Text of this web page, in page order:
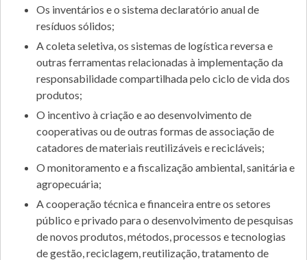
Os inventários e o sistema declaratório anual de
resíduos sólidos;
A coleta seletiva, os sistemas de logística reversa e
outras ferramentas relacionadas à implementação da
responsabilidade compartilhada pelo ciclo de vida dos
produtos;
O incentivo à criação e ao desenvolvimento de
cooperativas ou de outras formas de associação de
catadores de materiais reutilizáveis e recicláveis;
O monitoramento e a fiscalização ambiental, sanitária e
agropecuária;
A cooperação técnica e financeira entre os setores
público e privado para o desenvolvimento de pesquisas
de novos produtos, métodos, processos e tecnologias
de gestão, reciclagem, reutilização, tratamento de